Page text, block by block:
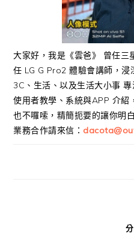
大家好，我是《雲爸》 曾任三
任 LG G Pro2 體驗會講師，
3C、生活、以及生活大小事
使用者教學、系統與APP 介紹
也不囉嗦，精簡扼要的讓你明
業務合作請來信：